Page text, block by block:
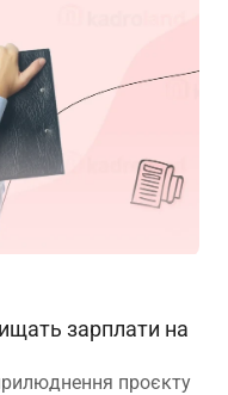
зарплати на
проєкту